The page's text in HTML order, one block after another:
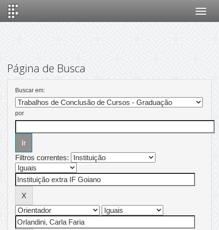
Página de Busca
Buscar em:
por
Filtros correntes: